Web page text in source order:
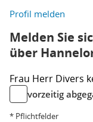
Profil melden
Melden Sie
über
Frau Herr Divers
vorzeitig
* Pflichtfelder